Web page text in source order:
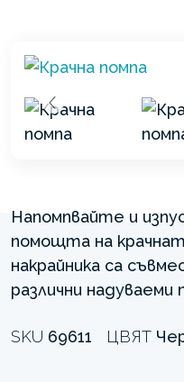
Напомпвайте и
помощта на
накрайника са
различни надуваеми
SKU 69611 ЦВЯТ